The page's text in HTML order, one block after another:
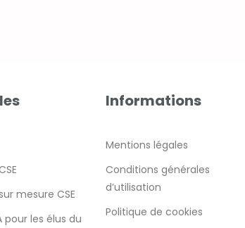
mesure CSE
pour les élus du
Informations
Mentions légales
Conditions générales
d’utilisation
Politique de cookies